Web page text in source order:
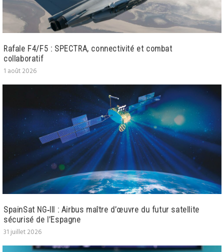
Rafale F4/F5 : SPECTRA, connectivité et combat
collaboratif
1 août 2026
SpainSat NG‑III : Airbus maître d’œuvre du futur satellite
sécurisé de l’Espagne
31 juillet 2026